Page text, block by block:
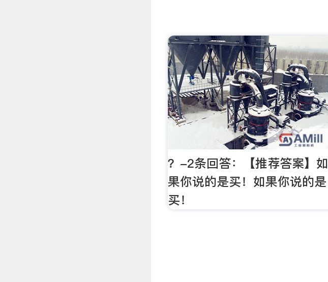
？-2条回答：【推荐答案】如
果你说的是买！如果你说的是
买！